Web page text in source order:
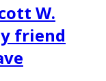
W.
friend